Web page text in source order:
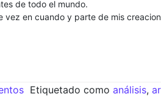
de todo el mundo.
en cuando y parte de mis
Etiquetado como análisis,